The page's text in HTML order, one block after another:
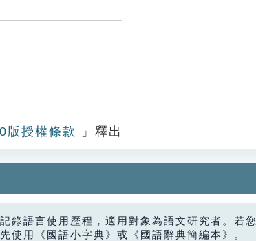
版授權條款 」釋出
錄語言使用歷程，適用對象為語文研究者。若
使用《國語小字典》或《國語辭典簡編本》。